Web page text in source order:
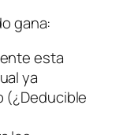
gana:
esta
ya
(¿Deducible